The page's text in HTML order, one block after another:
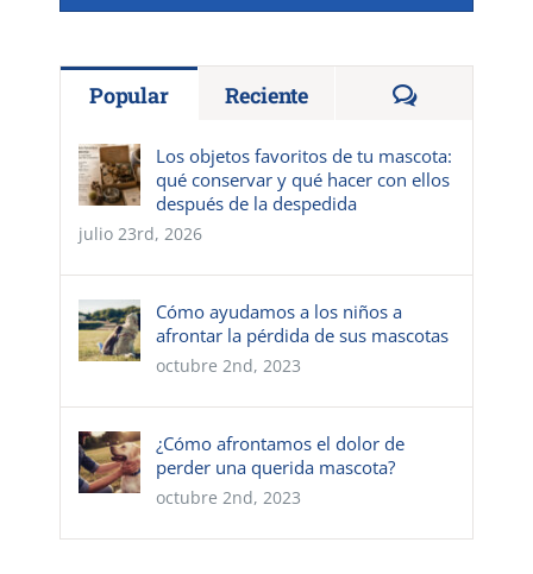
Popular Reciente
Los objetos favoritos de tu mascota:
qué conservar y qué hacer con ellos
después de la despedida
julio 23rd, 2026
Cómo ayudamos a los niños a
afrontar la pérdida de sus mascotas
octubre 2nd, 2023
¿Cómo afrontamos el dolor de
perder una querida mascota?
octubre 2nd, 2023